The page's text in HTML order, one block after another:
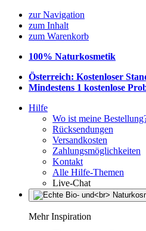
zur Navigation
zum Inhalt
zum Warenkorb
100% Naturkosmetik
Österreich: Kostenloser
Mindestens 1 kostenlose
Hilfe
Wo ist meine
Rücksendungen
Versandkosten
Zahlungsmöglichkeiten
Kontakt
Alle Hilfe-Themen
Live-Chat
Mehr Inspiration